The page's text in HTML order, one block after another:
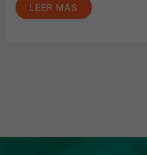
LEER MÁS